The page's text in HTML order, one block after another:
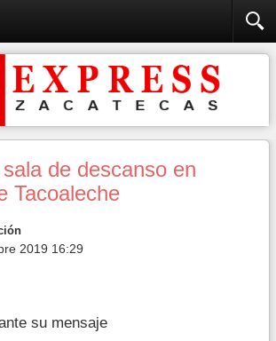
de descanso en
Tacoaleche
2019 16:29
su mensaje